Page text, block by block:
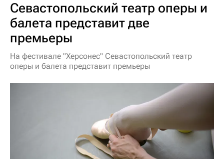
Севастопольский театр оперы и
балета представит две
премьеры
На фестивале "Херсонес" Севастопольский театр
оперы и балета представит премьеры